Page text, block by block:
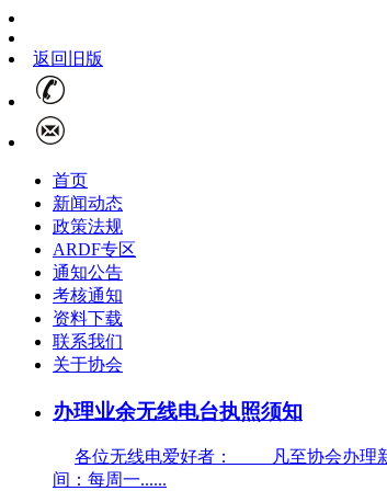
返回旧版
首页
新闻动态
政策法规
ARDF专区
通知公告
考核通知
资料下载
联系我们
关于协会
办理业余无线电台执照须知
各位无线电爱好者： 凡至协会办理新
间：每周一......